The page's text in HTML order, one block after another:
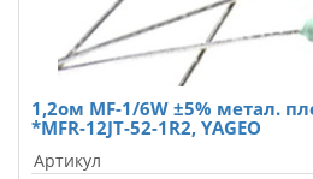
1,2ом MF-1/6W ±5% метал.
*MFR-12JT-52-1R2, YAGEO
Артикул